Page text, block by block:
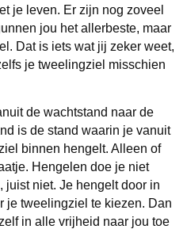
je leven. Er zijn nog zoveel
jou het allerbeste, maar
Dat is iets wat jij zeker weet,
je tweelingziel misschien
de wachtstand naar de
is de stand waarin je vanuit
binnen hengelt. Alleen of
Hengelen doe je niet
juist niet. Je hengelt door in
je tweelingziel te kiezen. Dan
in alle vrijheid naar jou toe